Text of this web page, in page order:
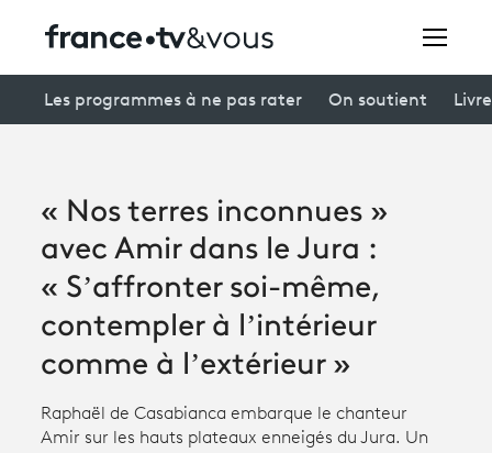
À la une
Participer et assister à une émission
À votre écoute
Productions et innovation
Les programmes à ne pas rater On soutient
« Nos terres inconnues »
avec Amir dans le Jura :
« S’affronter soi-même,
contempler à l’intérieur
comme à l’extérieur »
Raphaël de Casabianca embarque le chanteur
Amir sur les hauts plateaux enneigés du Jura. Un